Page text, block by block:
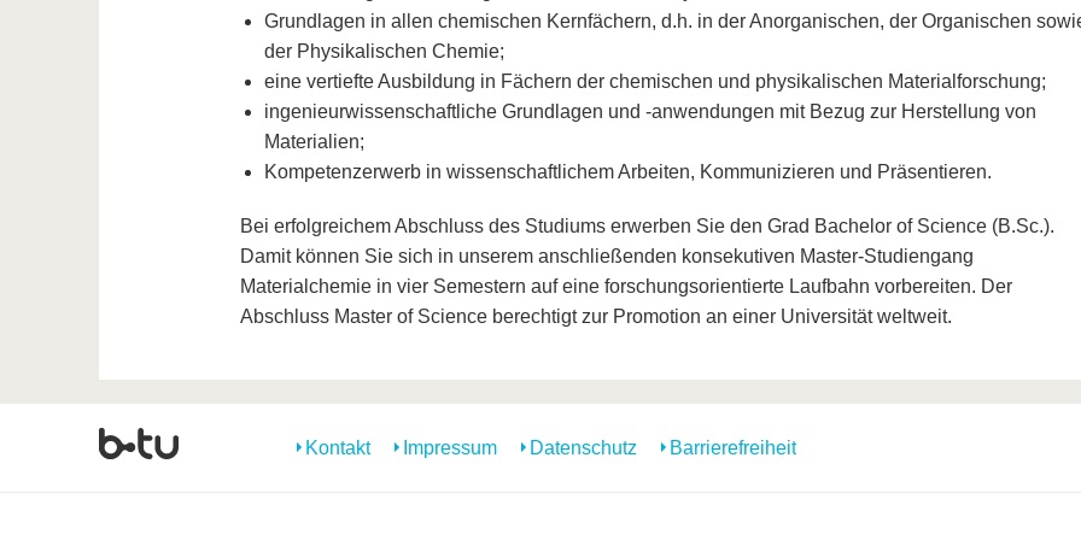
Grundlagen in allen chemischen Kernfächern, d.h. in der Anorganischen, der Organischen
der Physikalischen Chemie;
eine vertiefte Ausbildung in Fächern der chemischen und physikalischen Materialforschung;
ingenieurwissenschaftliche Grundlagen und -anwendungen mit Bezug zur Herstellung von
Materialien;
Kompetenzerwerb in wissenschaftlichem Arbeiten, Kommunizieren und Präsentieren.
Bei erfolgreichem Abschluss des Studiums erwerben Sie den Grad Bachelor of Science (B.Sc.).
Damit können Sie sich in unserem anschließenden konsekutiven Master-Studiengang
Materialchemie in vier Semestern auf eine forschungsorientierte Laufbahn vorbereiten. Der
Abschluss Master of Science berechtigt zur Promotion an einer Universität weltweit.
Kontakt Impressum Datenschutz Barrierefreiheit